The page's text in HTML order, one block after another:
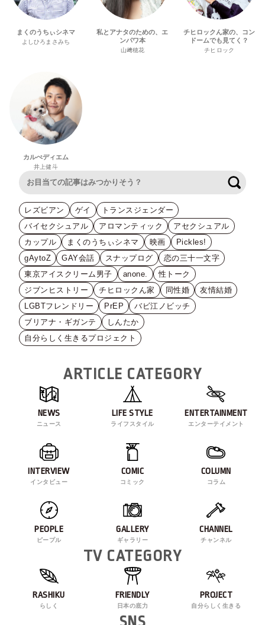
まくのうちぃシネマ
よしひろまさみち
私とアナタのための、エ
ンパワ本
山﨑穂花
チヒロックん家の、コン
ドームでも見てく？
チヒロック
カルぺディエム
井上健斗
レズビアン ゲイ
トランスジェンダー
バイセクシュアル
アロマンティック
アセクシュアル
カップル
まくのうちぃシネマ 映画
Pickles!
gAytoZ
GAY会話 スナップログ
恋の三十一文字
東京アイスクリーム男子
anone.
性トーク
ジブンヒストリー
チヒロックん家 同性婚
友情結婚
LGBTフレンドリー
PrEP
バビ江ノビッチ
ブリアナ・ギガンテ
しんたか
自分らしく生きるプロジェクト
ARTICLE CATEGORY
NEWS
ニュース
LIFE STYLE
ライフスタイル
ENTERTAINMENT
エンターテイメント
INTERVIEW
インタビュー
COMIC
コミック
COLUMN
コラム
PEOPLE
ピープル
GALLERY
ギャラリー
CHANNEL
チャンネル
TV CATEGORY
RASHIKU
らしく
FRIENDLY
日本の底力
PROJECT
自分らしく生きる